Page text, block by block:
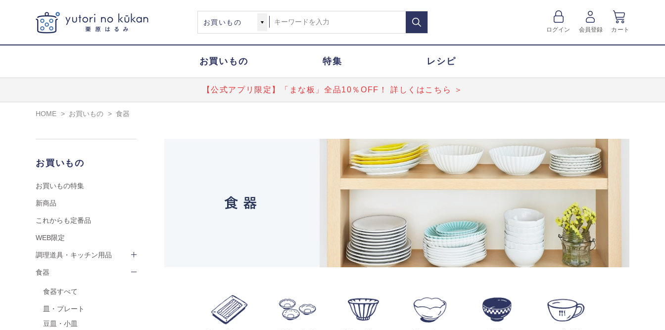
ログイン 会員登録 カート
お買いもの 特集 レシピ
【公式アプリ限定】「まな板」全品10％OFF！ 詳しくはこちら ＞
HOME > お買いもの > 食器
お買いもの
お買いもの特集
新商品
これからも定番品
WEB限定
調理道具・キッチン用品
食器
食器すべて
皿・プレート
豆皿・小皿